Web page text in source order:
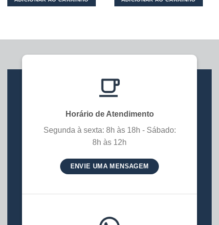
Horário de Atendimento
Segunda à sexta: 8h às 18h - Sábado:
8h às 12h
ENVIE UMA MENSAGEM